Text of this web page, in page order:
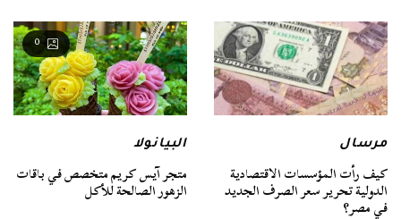
مرسال
كيف رأت المؤسسات الاقتصادية
الدولية تحرير سعر الصرف الجديد
في مصر؟
0
البيانولا
متجر آيس كريم متخصص في باقات
الزهور الصالحة للأكل